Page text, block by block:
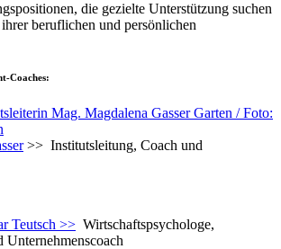
die gezielte Unterstützung suchen
beruflichen und persönlichen
Coaches:
>> Institutsleitung, Coach und
Teutsch >> Wirtschaftspsychologe,
Unternehmenscoach